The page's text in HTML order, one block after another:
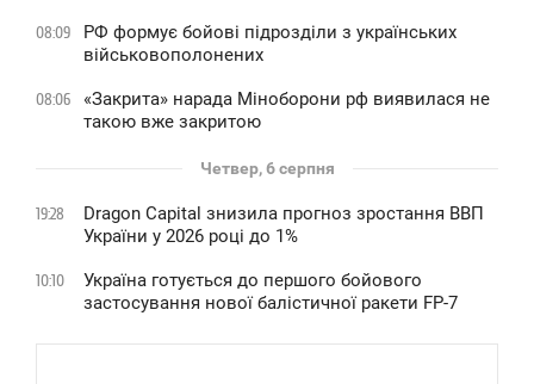
08:09
РФ формує бойові підрозділи з українських
військовополонених
08:06
«Закрита» нарада Міноборони рф виявилася не
такою вже закритою
Четвер, 6 серпня
19:28
Dragon Capital знизила прогноз зростання ВВП
України у 2026 році до 1%
10:10
Україна готується до першого бойового
застосування нової балістичної ракети FP-7